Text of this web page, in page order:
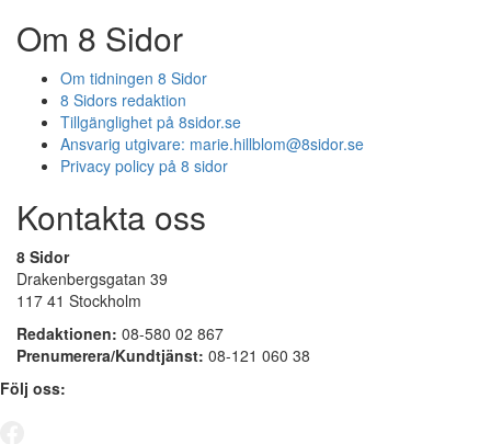
Om 8 Sidor
Om tidningen 8 Sidor
8 Sidors redaktion
Tillgänglighet på 8sidor.se
Ansvarig utgivare: marie.hillblom@8sidor.se
Privacy policy på 8 sidor
Kontakta oss
8 Sidor
Drakenbergsgatan 39
117 41 Stockholm
Redaktionen: 08-580 02 867
Prenumerera/Kundtjänst: 08-121 060 38
Följ oss: